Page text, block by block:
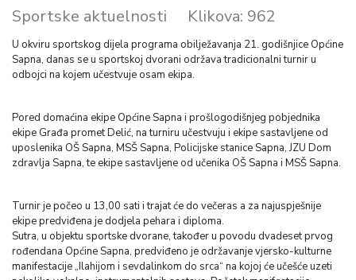
Sportske aktuelnosti Klikova: 962
U okviru sportskog dijela programa obilježavanja 21. godišnjice Općine
Sapna, danas se u sportskoj dvorani održava tradicionalni turnir u
odbojci na kojem učestvuje osam ekipa.
Pored domaćina ekipe Općine Sapna i prošlogodišnjeg pobjednika
ekipe Građa promet Delić, na turniru učestvuju i ekipe sastavljene od
uposlenika OŠ Sapna, MSŠ Sapna, Policijske stanice Sapna, JZU Dom
zdravlja Sapna, te ekipe sastavljene od učenika OŠ Sapna i MSŠ Sapna.
Turnir je počeo u 13,00 sati i trajat će do večeras a za najuspješnije
ekipe predviđena je dodjela pehara i diploma.
Sutra, u objektu sportske dvorane, također u povodu dvadeset prvog
rođendana Općine Sapna, predviđeno je održavanje vjersko-kulturne
manifestacije „Ilahijom i sevdalinkom do srca“ na kojoj će učešće uzeti